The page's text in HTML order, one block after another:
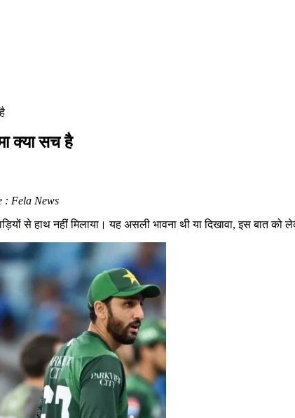
क्या सच है
: Fela News
से हाथ नहीं मिलाया। यह असली भावना थी या दिखावा, इस बात को